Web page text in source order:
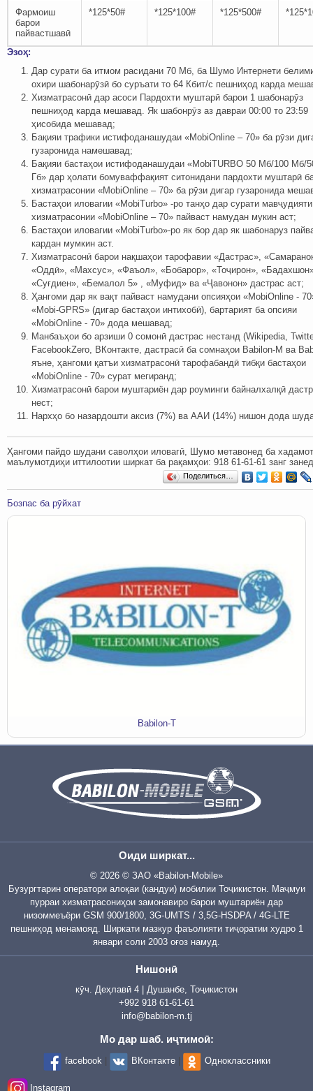
Фармоиш
барои
пайвастшавӣ
*125*50# *125*100# *125*500#
Эзоҳ:
Дар сурати ба итмом расидани 70 Мб, ба Шумо Интернети
охири шабонарӯзӣ бо суръати то 64 Кбит/c пешниҳод карда
Хизматрасонӣ дар асоси Пардохти муштарӣ барои 1 шабонарӯз
пешниҳод карда мешавад. Як шабонрӯз аз давраи 00:00 то 23:59
ҳисобида мешавад;
Бақияи трафики истифоданашудаи «MobiOnline – 70» ба рӯзи
гузаронида намешавад;
Бақияи бастаҳои истифоданашудаи «MobiTURBO 50 Мб/100 Мб/
Гб» дар ҳолати бомуваффақият ситонидани пардохти муштарӣ
хизматрасонии «MobiOnline – 70» ба рӯзи дигар гузаронида
Бастаҳои иловагии «MobiTurbo» -ро танҳо дар сурати мавҷудияти
хизматрасонии «MobiOnline – 70» пайваст намудан мукин аст;
Бастаҳои иловагии «MobiTurbo»-ро як бор дар як шабонаруз
кардан мумкин аст.
Хизматрасонӣ барои нақшаҳои тарофавии «Дастрас»,
«Оддӣ», «Махсус», «Фаъол», «Бобарор», «Тоҷирон»,
«Суғдиен», «Бемалол 5» , «Муфид» ва «Ҷавонон» дастрас аст;
Ҳангоми дар як вақт пайваст намудани опсияҳои «MobiOnline -
«Mobi-GPRS» (дигар бастаҳои интихобӣ), бартарият ба опсияи
«MobiOnline - 70» дода мешавад;
Манбаъҳои бо арзиши 0 сомонӣ дастрас нестанд (Wikipedia,
FacebookZero, ВКонтакте, дастрасӣ ба сомнаҳои Babilon-M ва
яъне, ҳангоми қатъи хизматрасонӣ тарофабандӣ тибқи бастаҳои
«MobiOnline - 70» сурат мегиранд;
Хизматрасонӣ барои муштариён дар роуминги байналхалқӣ
нест;
Нархҳо бо назардошти аксиз (7%) ва ААИ (14%) нишон дода
Ҳангоми пайдо шудани саволҳои иловагӣ, Шумо метавонед ба
маълумотдиҳи иттилоотии ширкат ба рақамҳои: ‎‎918 61-61-61 занг
Поделиться…
Бозпас ба рӯйхат
Babilon-T
Оиди ширкат...
© 2026 © ЗАО «Babilon-Mobile»
Бузургтарин оператори алоқаи (кандуи) мобилии Тоҷикистон. Маҷмуи
пурраи хизматрасониҳои замонавиро барои муштариён дар
низоммеъёри GSM 900/1800, 3G-UMTS / 3,5G-HSDPA / 4G-LTE
пешниҳод менамояд. Ширкати мазкур фаъолияти тиҷоратии худро 1
январи соли 2003 оғоз намуд.
Нишонӣ
кӯч. Деҳлавӣ 4 | Душанбе, Тоҷикистон
+992 918 61-61-61
info@babilon-m.tj
Мо дар шаб. иҷтимоӣ:
facebook| ВКонтакте| Одноклассники
Instagram